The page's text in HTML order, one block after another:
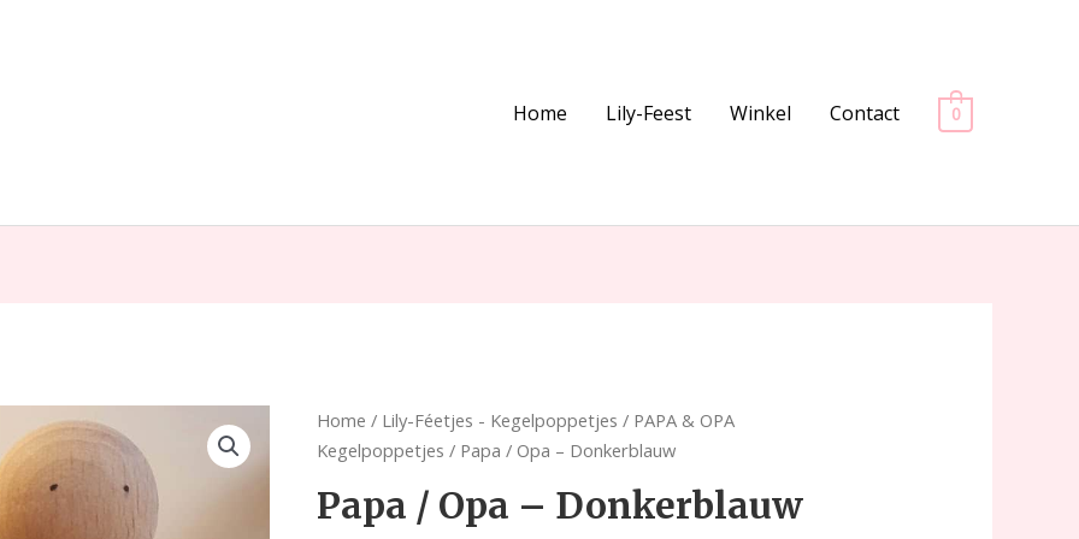
Home Lily-Feest Winkel Contact 0
Home / Lily-Féetjes - Kegelpoppetjes / PAPA & OPA
Kegelpoppetjes / Papa / Opa – Donkerblauw
Papa / Opa – Donkerblauw
Papa
/
-